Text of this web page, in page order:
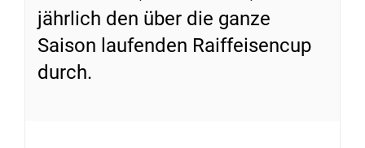
jährlich den über die ganze
Saison laufenden Raiffeisencup
durch.